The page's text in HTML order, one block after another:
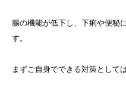
腸の機能が低下し、下痢や便秘
す。
まずご自身でできる対策として